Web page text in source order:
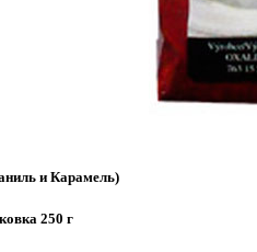
и Карамель)
250 г